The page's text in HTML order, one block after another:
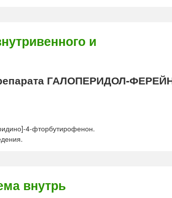
и
ГАЛОПЕРИДОЛ-
4-фторбутирофенон.
внутрь